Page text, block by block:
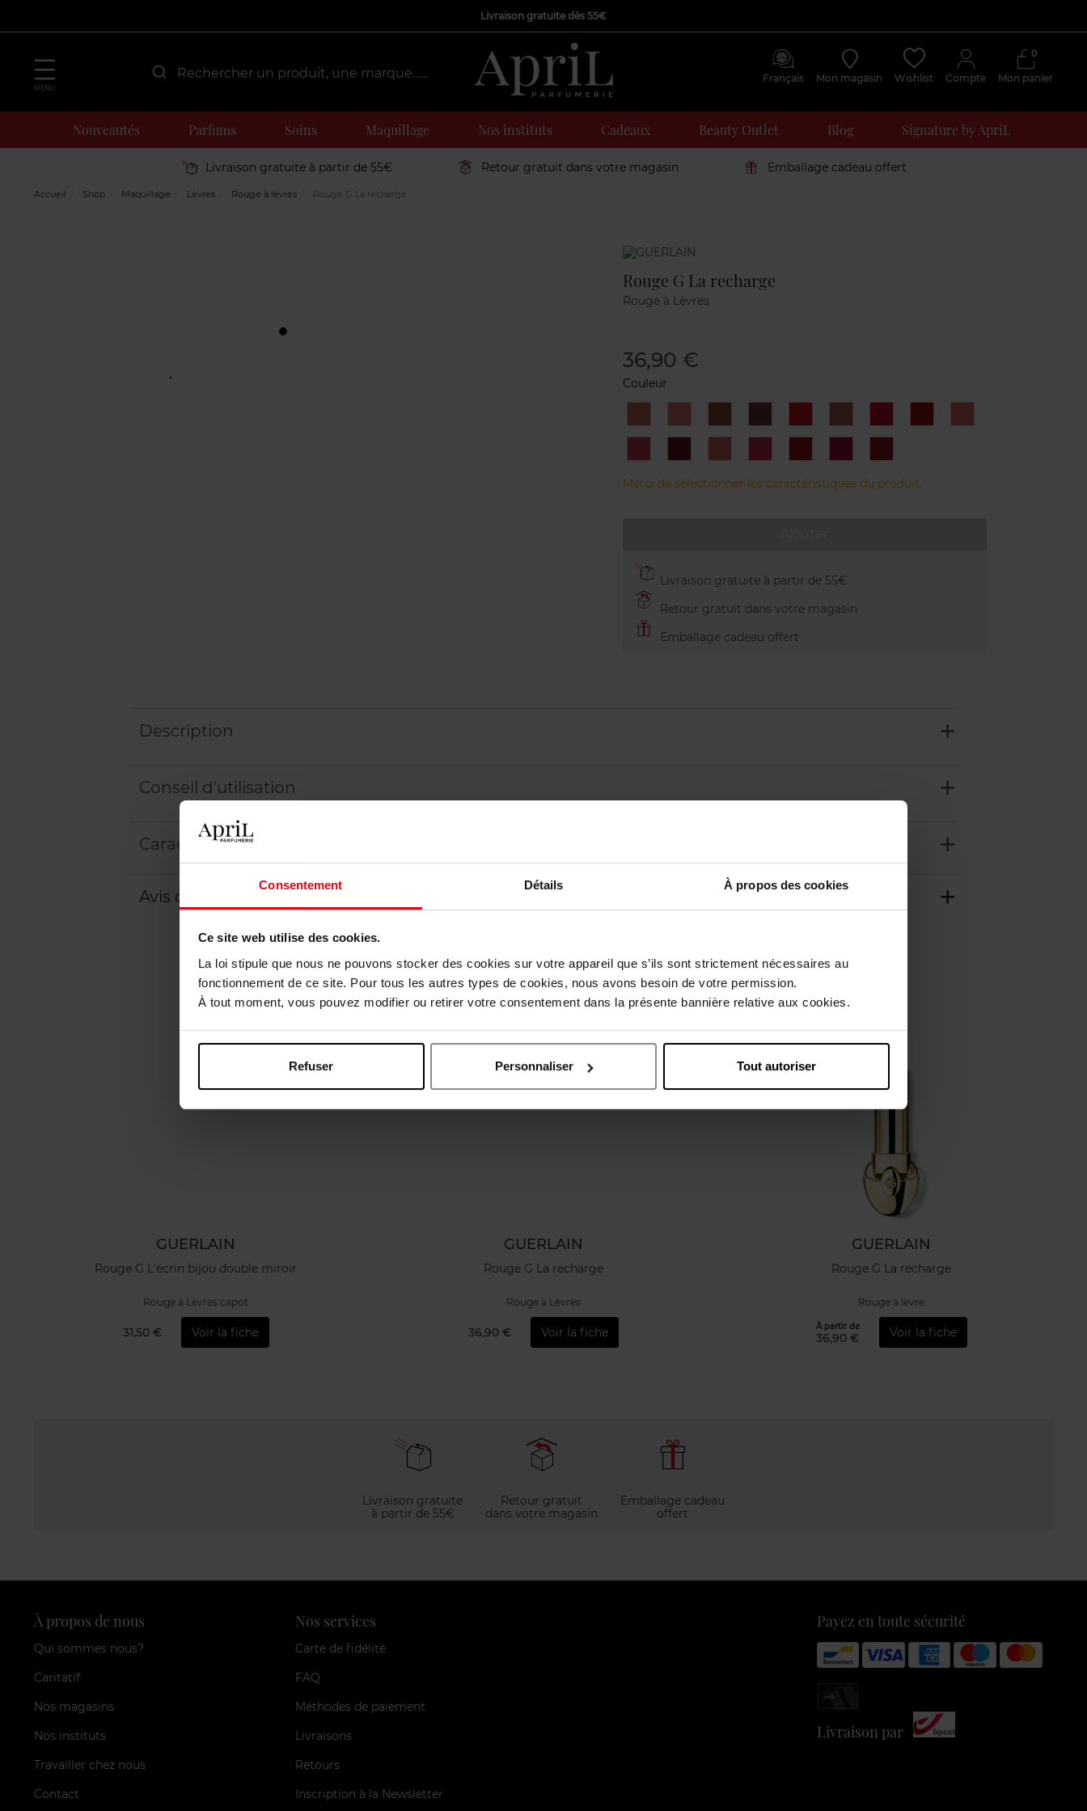
Consentement Détails À propos des cookies
Ce site web utilise des cookies.
La loi stipule que nous ne pouvons stocker des cookies sur votre appareil que s’ils sont strictement nécessaires au
fonctionnement de ce site. Pour tous les autres types de cookies, nous avons besoin de votre permission.
À tout moment, vous pouvez modifier ou retirer votre consentement dans la présente bannière relative aux cookies.
Refuser Personnaliser Tout autoriser
Livraison gratuite dès 55€
MENU
Français Mon magasin Wishlist Compte Mon panier
0
Nouveautés Parfums Soins Maquillage Nos instituts Cadeaux Beauty Outlet Blog Signature by ApriL
Livraison gratuite à partir de 55€ Retour gratuit dans votre magasin Emballage cadeau offert
Accueil Shop Maquillage Lèvres Rouge à lèvres Rouge G La recharge
Marque
Rouge G La recharge
Rouge à Lèvres
36,90 €
Couleur
Merci de sélectionner les caractéristiques du produit.
Livraison gratuite à partir de 55€
Retour gratuit dans votre magasin
Emballage cadeau offert
Description
Conseil d'utilisation
Caractéristiques
Avis client
Vous aimerez peut-être
GUERLAIN
Rouge G L'écrin bijou double miroir
Rouge à Lèvres capot
31,50 € Voir la fiche
GUERLAIN
Rouge G La recharge
Rouge à Lèvres
36,90 € Voir la fiche
GUERLAIN
Rouge G La recharge
Rouge à lèvre
À partir de
36,90 € Voir la fiche
Livraison gratuite
à partir de 55€
Retour gratuit
dans votre magasin
Emballage cadeau
offert
À propos de nous
Qui sommes nous?
Caritatif
Nos magasins
Nos instituts
Travailler chez nous
Contact
Nos services
Carte de fidélité
FAQ
Méthodes de paiement
Livraisons
Retours
Inscription à la Newsletter
Payez en toute sécurité
Livraison par